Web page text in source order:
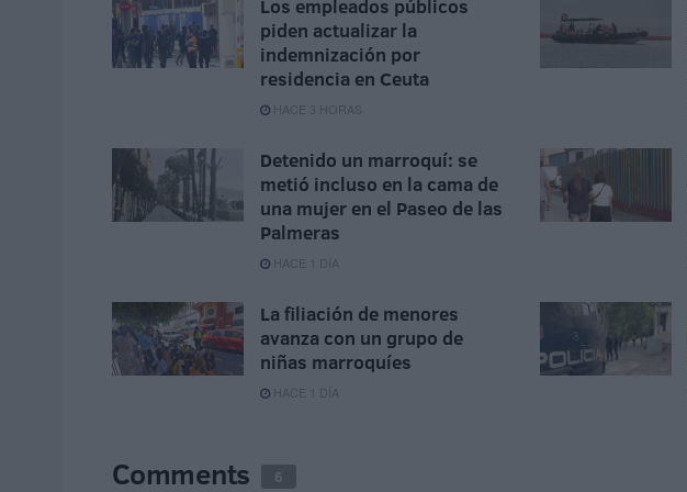
Los empleados públicos
piden actualizar la
indemnización por
residencia en Ceuta
HACE 3 HORAS
Detenido un marroquí: se
metió incluso en la cama de
una mujer en el Paseo de las
Palmeras
HACE 1 DÍA
La filiación de menores
avanza con un grupo de
niñas marroquíes
HACE 1 DÍA
Comments 6